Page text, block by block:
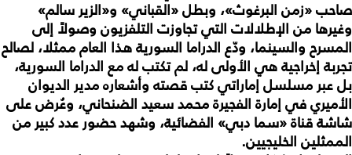
صاحب «زمن البرغوث»، وبطل «القباني» و«الزير سالم»
وغيرها من الإطلالات التي تجاوزت التلفزيون وصولاً إلى
المسرح والسينما، ودّع الدراما السورية هذا العام ممثلا، لصالح
تجربة إخراجية هي الأولى له، لم تكتب له مع الدراما السورية،
بل عبر مسلسل إماراتي كتب قصته وأشعاره مدير الديوان
الأميري في إمارة الفجيرة محمد سعيد الضنحاني، وعُرض على
شاشة قناة «سما دبي» الفضائية، وشهد حضور عدد كبير من
الممثلين الخليجيين.